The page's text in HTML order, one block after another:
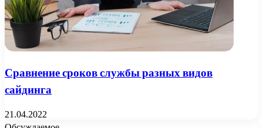
Сравнение сроков службы разных видов
сайдинга
21.04.2022